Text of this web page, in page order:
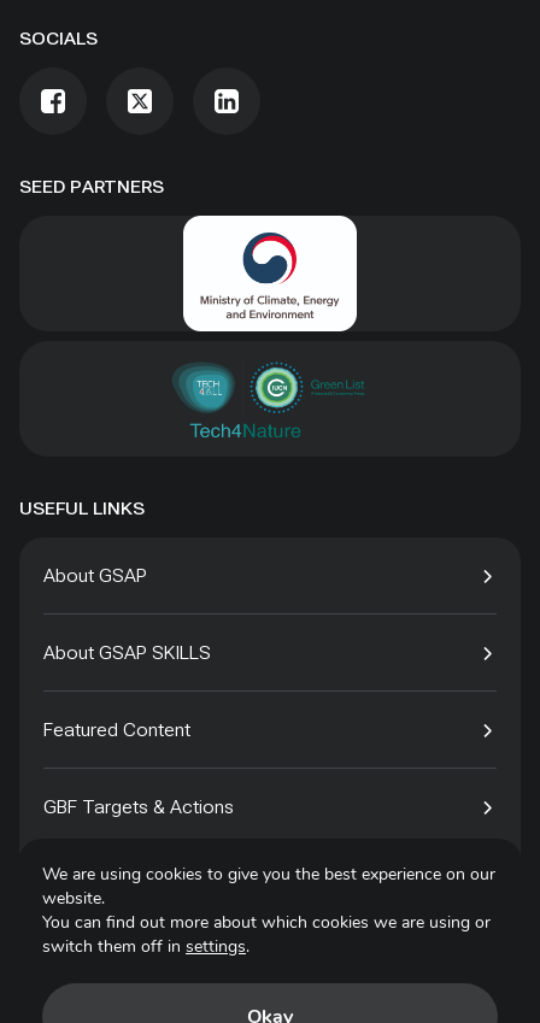
SEED PARTNERS
SOCIALS
USEFUL LINKS
About GSAP
About GSAP SKILLS
Featured Content
GBF Targets & Actions
Tech4Species
We are using cookies to give you the best experience on our
website.
You can find out more about which cookies we are using or
switch them off in settings.
Okay